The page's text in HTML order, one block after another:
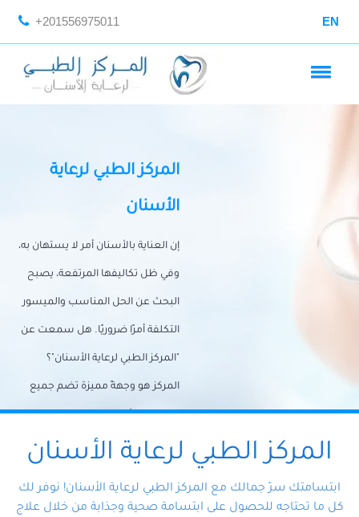
+201556975011 EN
المركز الطبي لرعاية
الأسنان
إن العناية بالأسنان أمر لا يستهان به،
وفي ظل تكاليفها المرتفعة، يصبح
البحث عن الحل المناسب والميسور
التكلفة أمرًا ضروريًا. هل سمعت عن
"المركز الطبي لرعاية الأسنان"؟
المركز هو وجهةً مميزة تضم جميع
احتياجات الأسنان تحت سقف واحد،
وتضمن لك حلاً شاملًا لجميع
المتخصص ذوي الخبرة، ستجد نفسك
المركز الطبي لرعاية الأسنان
ابتسامتك سرّ جمالك مع المركز الطبي لرعاية الأسنان! نوفر لك
كل ما تحتاجه للحصول على ابتسامة صحية وجذابة من خلال علاج